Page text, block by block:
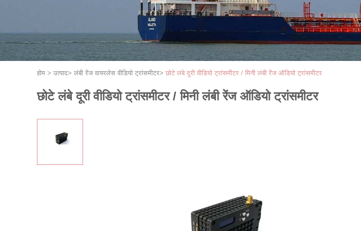
होम > उत्पाद> लंबी रेंज वायरलेस वीडियो ट्रांसमीटर> छोटे लंबे दूरी वीडियो ट्रांसमीटर / मिनी लंबी रेंज ऑडियो ट्रांसमीटर
छोटे लंबे दूरी वीडियो ट्रांसमीटर / मिनी लंबी रेंज ऑडियो ट्रांसमीटर